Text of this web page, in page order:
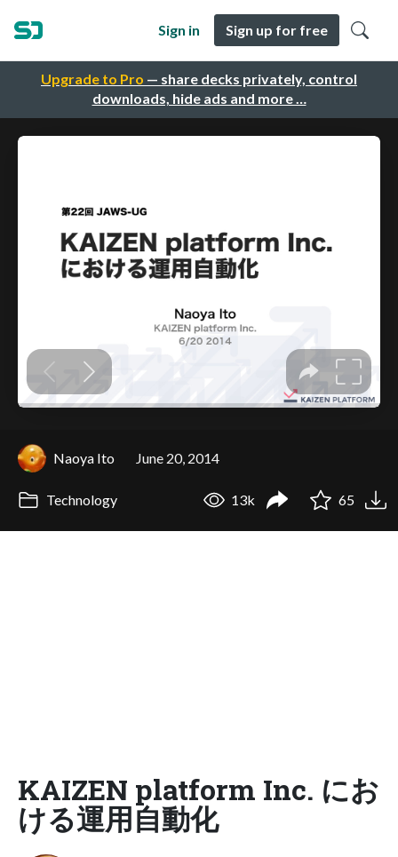
Upgrade to Pro — share decks privately, control
downloads, hide ads and more …
Sign in Sign up for free
Naoya Ito June 20, 2014
Technology 13k 65
KAIZEN platform Inc. にお
ける運用自動化